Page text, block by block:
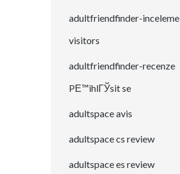
adultfriendfinder-inceleme
visitors
adultfriendfinder-recenze
PЕ™ihlГЎsit se
adultspace avis
adultspace cs review
adultspace es review